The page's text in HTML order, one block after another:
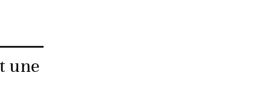
une